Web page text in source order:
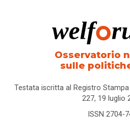
Osservatorio
sulle
Testata iscritta al Registro Stampa
227, 19 luglio
ISSN 2704-